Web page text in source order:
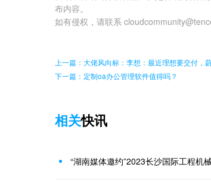
布内容。
如有侵权，请联系
上一篇：大佬风向标：李想：最近理想要交付，
下一篇：定制oa办公管理软件值得吗？
相关快讯
“湖南媒体邀约”2023长沙国际工程机